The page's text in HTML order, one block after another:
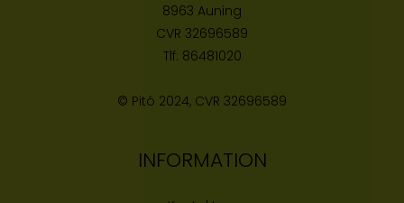
8963 Auning
CVR 32696589
Tlf: 86481020
© Pitó 2024, CVR 32696589
INFORMATION